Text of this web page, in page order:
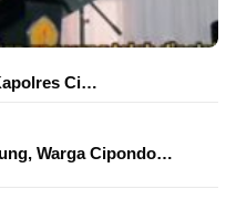
Ci…
Warga Cipondo…